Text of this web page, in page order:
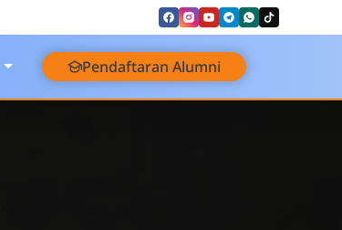
Pendaftaran Alumni